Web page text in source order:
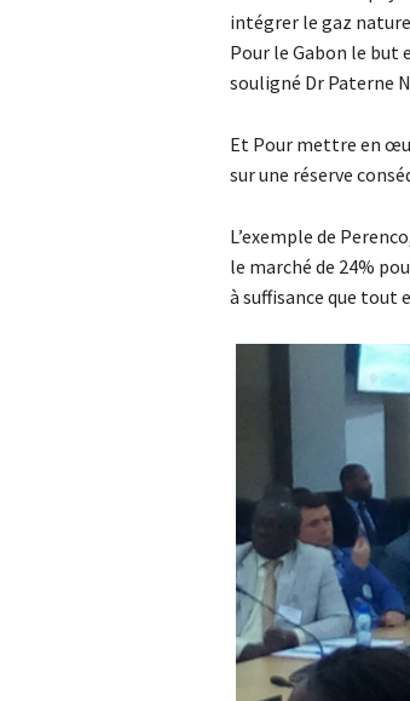
intégrer le gaz
Pour le Gabon le but
souligné Dr Paterne
Et Pour mettre en
sur une réserve
L’exemple de
le marché de 24%
à suffisance que tout